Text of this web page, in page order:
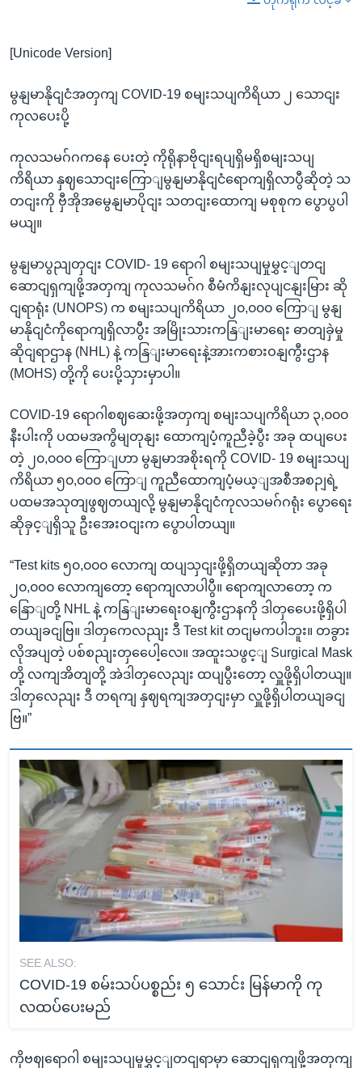
[Unicode Version]
မွနျမာနိုငျငံအတှကျ COVID-19 စမျးသပျကိရိယာ ၂ သောငျး
ကုလပေးပို့
ကုလသမဂ်ဂကနေ ပေးတဲ့ ကိုရိုနာဗိုငျးရပျရှိမရှိစမျးသပျ
ကိရိယာ နှဈသောငျးကြောျမွနျမာနိုငျငံရောကျရှိလာပွီဆိုတဲ့ သ
တငျးကို ဗှီအိုအမွေနျမာပိုငျး သတငျးထောကျ မစုစုက ပွောပွပါ
မယျ။
မွနျမာပွညျတှငျး COVID- 19 ရောဂါ စမျးသပျမှုမွှင့ျတငျ
ဆောငျရှကျဖို့အတှကျ ကုလသမဂ်ဂ စီမံကိနျးလုပျငနျးမြား ဆို
ငျရာရုံး (UNOPS) က စမျးသပျကိရိယာ ၂၀,၀၀၀ ကြောျ မွနျ
မာနိုငျငံကိုရောကျရှိလာပွီး အမြိုးသားကနြျးမာရေး ဓာတျခှဲမှု
ဆိုငျရာဌာန (NHL) နဲ့ ကနြျးမာရေးနဲ့အားကစားဝနျကွီးဌာန
(MOHS) တို့ကို ပေးပို့သှားမှာပါ။
COVID-19 ရောဂါစဈဆေးဖို့အတှကျ စမျးသပျကိရိယာ ၃,၀၀၀
နီးပါးကို ပထမအကွိမျတုနျး ထောကျပံ့ကူညီခဲ့ပွီး အခု ထပျပေး
တဲ့ ၂၀,၀၀၀ ကြောျဟာ မွနျမာအစိုးရကို COVID- 19 စမျးသပျ
ကိရိယာ ၅၀,၀၀၀ ကြောျ ကူညီထောကျပံ့မယ့ျအစီအစဉျရဲ့
ပထမအသုတျဖွဈတယျလို့ မွနျမာနိုငျငံကုလသမဂ်ဂရုံး ပွောရေး
ဆိုခှင့ျရှိသူ ဦးအေးဝငျးက ပွောပါတယျ။
“Test kits ၅၀,၀၀၀ လောကျ ထပျသှငျးဖို့ရှိတယျဆိုတာ အခု
၂၀,၀၀၀ လောကျတော့ ရောကျလာပါပွီ။ ရောကျလာတော့ က
နြောျတို့ NHL နဲ့ ကနြျးမာရေးဝနျကွီးဌာနကို ဒါတှပေေးဖို့ရှိပါ
တယျခငျဗြ။ ဒါတှကေလညျး ဒီ Test kit တငျမကပါဘူး။ တခွား
လိုအပျတဲ့ ပစ်စညျးတှပေေါ့လေ။ အထူးသဖွင့ျ Surgical Mask
တို့ လကျအိတျတို့ အဲဒါတှလေညျး ထပျပွီးတော့ လှူဖို့ရှိပါတယျ။
ဒါတှလေညျး ဒီ တရကျ နှဈရကျအတှငျးမှာ လှူဖို့ရှိပါတယျခငျ
ဗြ။”
SEE ALSO:
COVID-19 စမ်းသပ်ပစ္စည်း ၅ သောင်း မြန်မာကို ကု
လထပ်ပေးမည်
ကိုဗဈရောဂါ စမျးသပျမှုမွှင့ျတငျရာမှာ ဆောငျရှကျဖို့အတှကျ